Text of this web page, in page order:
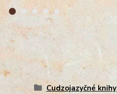
Cudzojazyčné knihy